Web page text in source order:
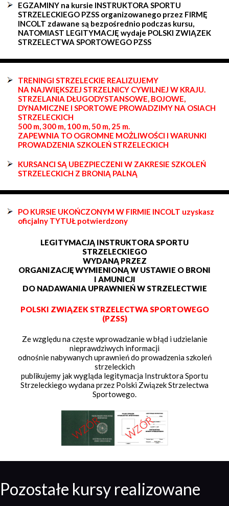
EGZAMINY na kursie INSTRUKTORA SPORTU
STRZELECKIEGO PZSS organizowanego przez FIRMĘ
INCOLT zdawane są bezpośrednio podczas kursu,
NATOMIAST LEGITYMACJĘ wydaje POLSKI ZWIĄZEK
STRZELECTWA SPORTOWEGO PZSS
TRENINGI STRZELECKIE REALIZUJEMY
NA NAJWIĘKSZEJ STRZELNICY CYWILNEJ W KRAJU.
STRZELANIA DŁUGODYSTANSOWE, BOJOWE,
DYNAMICZNE I SPORTOWE PROWADZIMY NA OSIACH
STRZELECKICH
500 m, 300 m, 100 m, 50 m, 25 m.
ZAPEWNIA TO OGROMNE MOŻLIWOŚCI I WARUNKI
PROWADZENIA SZKOLEŃ STRZELECKICH
KURSANCI SĄ UBEZPIECZENI W ZAKRESIE SZKOLEŃ
STRZELECKICH Z BRONIĄ PALNĄ
PO KURSIE UKOŃCZONYM W FIRMIE INCOLT uzyskasz
oficjalny TYTUŁ potwierdzony
LEGITYMACJĄ INSTRUKTORA SPORTU
STRZELECKIEGO
WYDANĄ PRZEZ
ORGANIZACJĘ WYMIENIONĄ W USTAWIE O BRONI
I AMUNICJI
DO NADAWANIA UPRAWNIEŃ W STRZELECTWIE
POLSKI ZWIĄZEK STRZELECTWA SPORTOWEGO
(PZSS)
Ze względu na częste wprowadzanie w błąd i udzielanie
nieprawdziwych informacji
odnośnie nabywanych uprawnień do prowadzenia szkoleń
strzeleckich
publikujemy jak wygląda legitymacja Instruktora Sportu
Strzeleckiego wydana przez Polski Związek Strzelectwa
Sportowego.
Pozostałe kursy realizowane